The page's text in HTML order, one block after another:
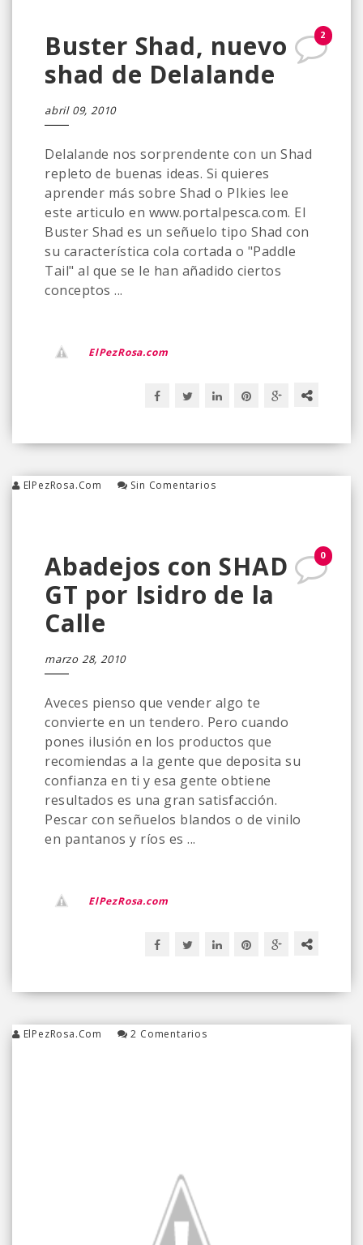
2
Buster Shad, nuevo
shad de Delalande
abril 09, 2010
Delalande nos sorprendente con un Shad
repleto de buenas ideas. Si quieres
aprender más sobre Shad o PIkies lee
este articulo en www.portalpesca.com. El
Buster Shad es un señuelo tipo Shad con
su característica cola cortada o "Paddle
Tail" al que se le han añadido ciertos
conceptos ...
ElPezRosa.com
ElPezRosa.com Sin Comentarios
0
Abadejos con SHAD
GT por Isidro de la
Calle
marzo 28, 2010
Aveces pienso que vender algo te
convierte en un tendero. Pero cuando
pones ilusión en los productos que
recomiendas a la gente que deposita su
confianza en ti y esa gente obtiene
resultados es una gran satisfacción.
Pescar con señuelos blandos o de vinilo
en pantanos y ríos es ...
ElPezRosa.com
ElPezRosa.com 2 Comentarios